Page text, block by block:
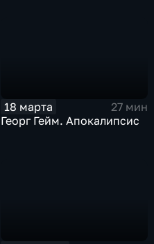
18 марта
27 мин
Георг Гейм. Апокалипсис